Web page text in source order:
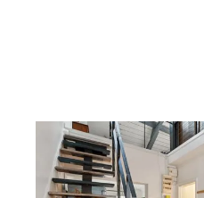
PARIS 75020
162,76 m2, 5 pièces
Ref : 15292